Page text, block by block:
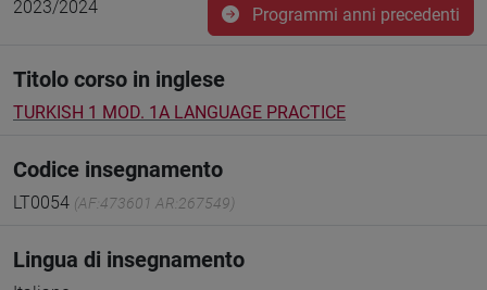
2023/2024 Programmi anni precedenti
Titolo corso in inglese
TURKISH 1 MOD. 1A LANGUAGE PRACTICE
Codice insegnamento
LT0054 (AF:473601 AR:267549)
Lingua di insegnamento